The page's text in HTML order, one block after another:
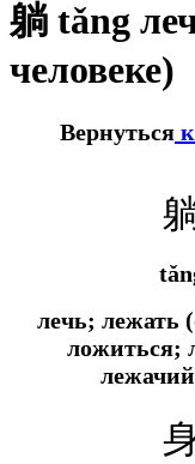
躺 tǎng
человеке)
Вернуться
лечь; лежать
ложиться;